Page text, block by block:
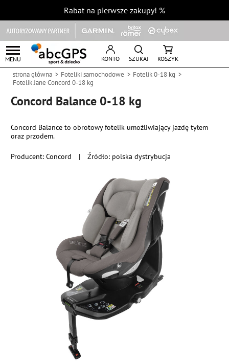
Rabat na pierwsze zakupy! %
MENU KONTO SZUKAJ KOSZYK
strona główna Foteliki samochodowe
Fotelik 0-18 kg
Fotelik Jane Concord 0-18 kg
Concord Balance 0-18 kg
Producent:Concord | Źródło: polska dystrybucja
Concord Balance to obrotowy fotelik umożliwiający jazdę tyłem
oraz przodem.